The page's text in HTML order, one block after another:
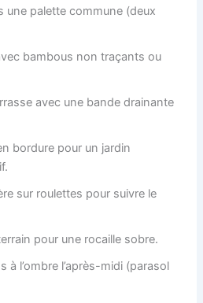
une palette commune (deux
bambous non traçants ou
avec une bande drainante
bordure pour un jardin
sur roulettes pour suivre le
pour une rocaille sobre.
à l’ombre l’après-midi (parasol